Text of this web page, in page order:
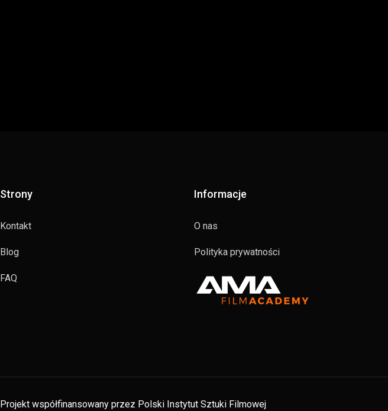
Strony
Kontakt
Blog
FAQ
Informacje
O nas
Polityka prywatności
Projekt współfinansowany przez Polski Instytut Sztuki Filmowej